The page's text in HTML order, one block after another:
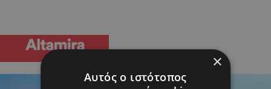
×
Αυτός ο ιστότοπος